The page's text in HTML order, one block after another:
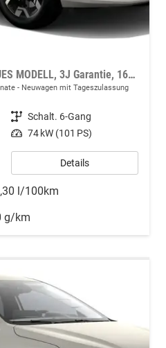
Journey 1.0 TCe 100, NEUES MODELL, 3J Garantie, 16" ALU, Klimaautomatik, Lederlenkrad, Parksensoren vorn/hinten, Rückfahrkamera, Toter-Winkel, Hands-Free, Tempomat, Multimedia System 10" + Smartphone-Spiegelung, Regen-/Licht-Sensor, 4x FH elektr, NSW, Armlehne
Neuwagen mit Tageszulassung
Getriebe Schalt. 6-Gang
Leistung 74 kW (101 PS)
Details
l/100km
g/km